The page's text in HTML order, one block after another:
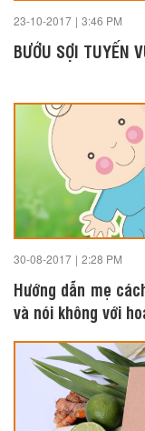
23-10-2017 | 3:46 PM
BƯỚU SỢI TUYẾN
30-08-2017 | 2:28 PM
Hướng dẫn mẹ
và nói không với